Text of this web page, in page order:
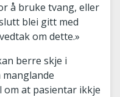
å bruke tvang, eller
blei gitt med
om dette.»
berre skje i
at pasientar ikkje